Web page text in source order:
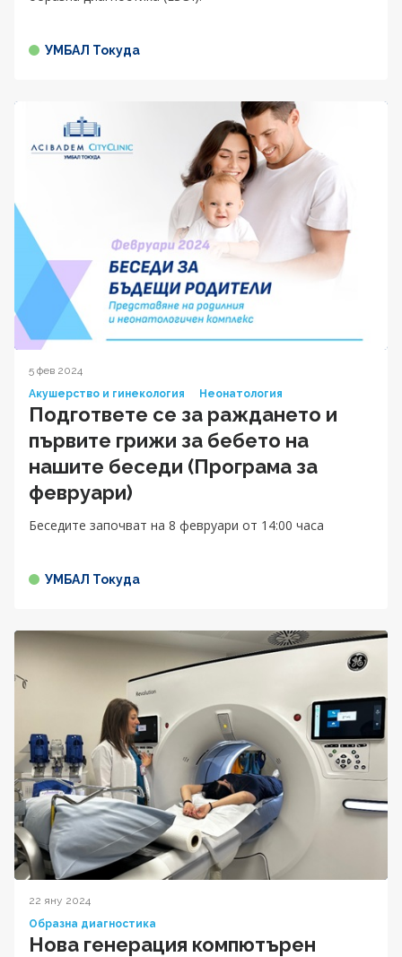
УМБАЛ Токуда
5 фев 2024
Акушерство и гинекология
Неонатология
Подгответе се за раждането и
първите грижи за бебето на
нашите беседи (Програма за
февруари)
Беседите започват на 8 февруари от 14:00 часа
УМБАЛ Токуда
22 яну 2024
Образна диагностика
Нова генерация компютърен